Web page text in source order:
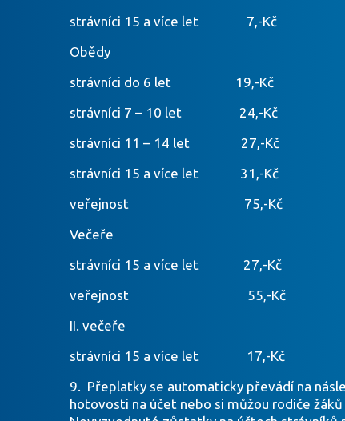
strávníci 15 a více let 7,-Kč
Obědy
strávníci do 6 let 19,-Kč
strávníci 7 – 10 let 24,-Kč
strávníci 11 – 14 let 27,-Kč
strávníci 15 a více let 31,-Kč
veřejnost 75,-Kč
Večeře
strávníci 15 a více let 27,-Kč
veřejnost 55,-Kč
II. večeře
strávníci 15 a více let 17,-Kč
9. Přeplatky se automaticky převádí na
hotovosti na účet nebo si můžou rodiče